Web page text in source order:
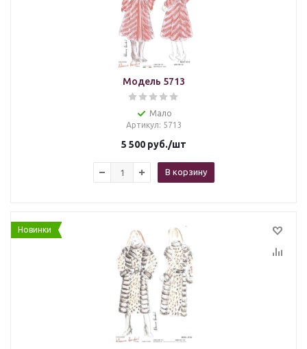
Модель 5713
Мало
Артикул: 5713
5 500 руб./шт
В корзину
Новинки